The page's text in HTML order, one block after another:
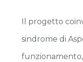
Il progetto
sindrome di
funzionamento,